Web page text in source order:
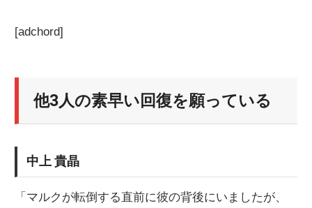
[adchord]
他3人の素早い回復を願っている
中上 貴晶
「マルクが転倒する直前に彼の背後にいましたが、